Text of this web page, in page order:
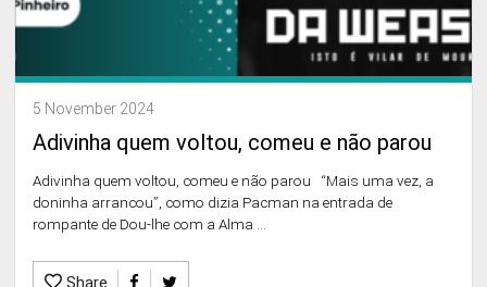
5 November 2024
Adivinha quem voltou, comeu e não parou
Adivinha quem voltou, comeu e não parou “Mais uma vez, a
doninha arrancou”, como dizia Pacman na entrada de
rompante de Dou-lhe com a Alma ...
Share